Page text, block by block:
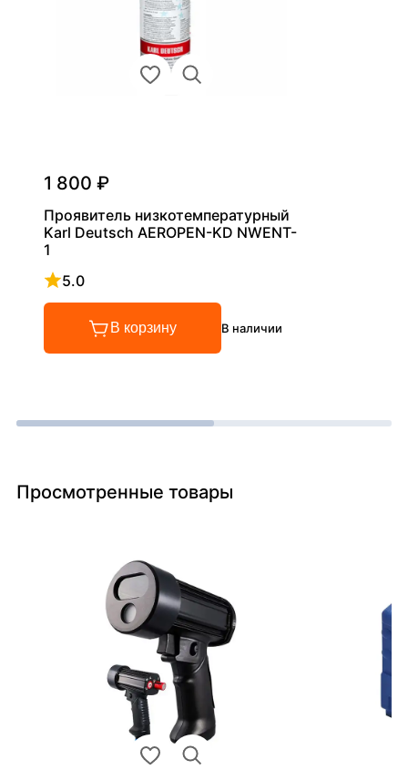
1 800 ₽
Проявитель низкотемпературный
Karl Deutsch AEROPEN-KD NWENT-
1
5.0
Рейтинг 5 из 5
В корзину В наличии
Просмотренные товары